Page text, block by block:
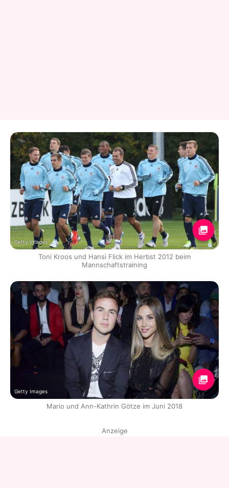
Getty Images
Toni Kroos und Hansi Flick im Herbst 2012 beim
Mannschaftstraining
Getty Images
Mario und Ann-Kathrin Götze im Juni 2018
Anzeige